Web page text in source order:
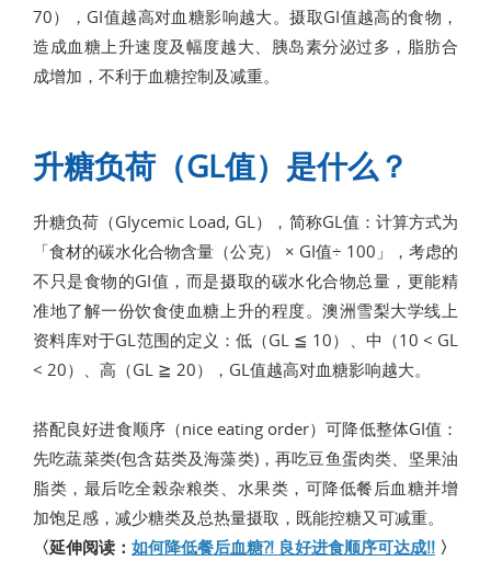
70），GI值越高对血糖影响越大。摄取GI值越高的食物，
造成血糖上升速度及幅度越大、胰岛素分泌过多，脂肪合
成增加，不利于血糖控制及减重。
升糖负荷（GL值）是什么？
升糖负荷（Glycemic Load, GL），简称GL值：计算方式为
「食材的碳水化合物含量（公克） × GI值÷ 100」，考虑的
不只是食物的GI值，而是摄取的碳水化合物总量，更能精
准地了解一份饮食使血糖上升的程度。澳洲雪梨大学线上
资料库对于GL范围的定义：低（GL ≦ 10）、中（10 < GL
< 20）、高（GL ≧ 20），GL值越高对血糖影响越大。
搭配良好进食顺序（nice eating order）可降低整体GI值：
先吃蔬菜类(包含菇类及海藻类)，再吃豆鱼蛋肉类、坚果油
脂类，最后吃全榖杂粮类、水果类，可降低餐后血糖并增
加饱足感，减少糖类及总热量摄取，既能控糖又可减重。
〈延伸阅读： 如何降低餐后血糖?! 良好进食顺序可达成!! 〉